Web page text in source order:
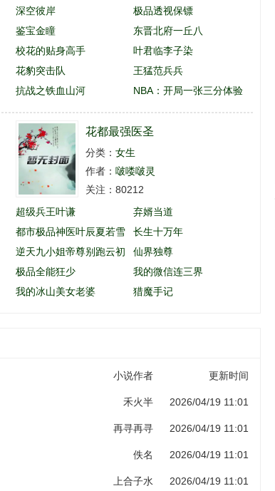
深空彼岸
极品透视保镖
鉴宝金瞳
东晋北府一丘八
校花的贴身高手
叶君临李子染
花豹突击队
王猛范兵兵
抗战之铁血山河
NBA：开局一张三分体验
卡
花都最强医圣
分类： 女生
作者： 啵喽啵灵
关注：80212
超级兵王叶谦
弃婿当道
都市极品神医叶辰夏若雪
孙怡
长生十万年
逆天九小姐帝尊别跑云初
玖
仙界独尊
极品全能狂少
我的微信连三界
我的冰山美女老婆
猎魔手记
小说作者 更新时间
禾火半 2026/04/19 11:01
再寻再寻 2026/04/19 11:01
佚名 2026/04/19 11:01
上合子水 2026/04/19 11:01